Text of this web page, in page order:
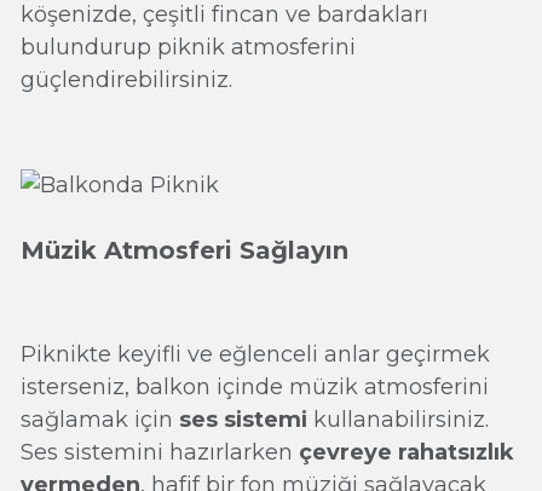
köşenizde, çeşitli fincan ve bardakları
bulundurup piknik atmosferini
güçlendirebilirsiniz.
Müzik Atmosferi Sağlayın
Piknikte keyifli ve eğlenceli anlar geçirmek
isterseniz, balkon içinde müzik atmosferini
sağlamak için ses sistemi kullanabilirsiniz.
Ses sistemini hazırlarken çevreye rahatsızlık
vermeden, hafif bir fon müziği sağlayacak